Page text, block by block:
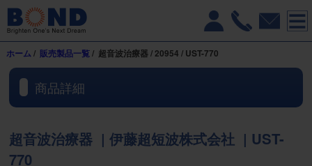
ホーム/ 販売製品一覧/ 超音波治療器 / 20954 / UST-770
商品詳細
超音波治療器 | 伊藤超短波株式会社 | UST-
770